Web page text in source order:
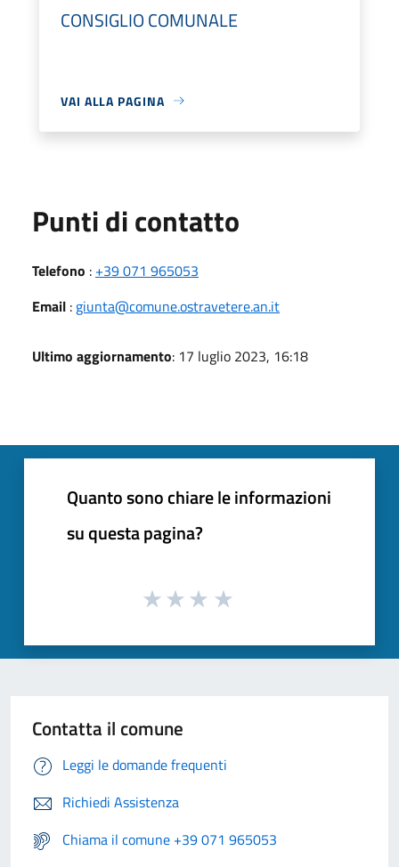
CONSIGLIO COMUNALE
VAI ALLA PAGINA
Punti di contatto
Telefono : +39 071 965053
Email : giunta@comune.ostravetere.an.it
Ultimo aggiornamento: 17 luglio 2023, 16:18
Quanto sono chiare le informazioni
su questa pagina?
Contatta il comune
Leggi le domande frequenti
Richiedi Assistenza
Chiama il comune +39 071 965053